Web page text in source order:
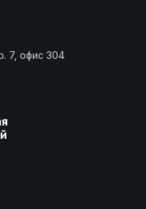
7, офис 304